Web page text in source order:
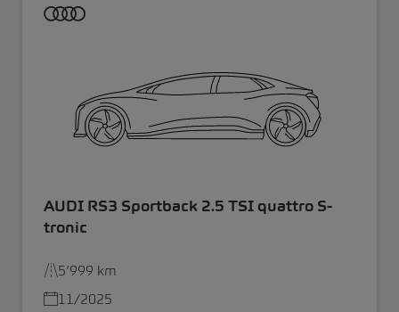
AUDI RS3 Sportback 2.5 TSI quattro S-
tronic
5’999 km
11/2025